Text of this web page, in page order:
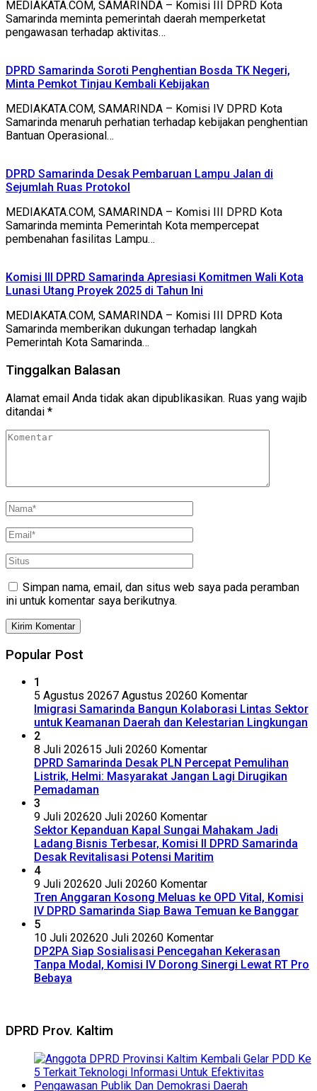
MEDIAKATA.COM, SAMARINDA – Komisi III DPRD Kota
Samarinda meminta pemerintah daerah memperketat
pengawasan terhadap aktivitas…
DPRD Samarinda Soroti Penghentian Bosda TK Negeri,
Minta Pemkot Tinjau Kembali Kebijakan
MEDIAKATA.COM, SAMARINDA – Komisi IV DPRD Kota
Samarinda menaruh perhatian terhadap kebijakan penghentian
Bantuan Operasional…
DPRD Samarinda Desak Pembaruan Lampu Jalan di
Sejumlah Ruas Protokol
MEDIAKATA.COM, SAMARINDA – Komisi III DPRD Kota
Samarinda meminta Pemerintah Kota mempercepat
pembenahan fasilitas Lampu…
Komisi III DPRD Samarinda Apresiasi Komitmen Wali Kota
Lunasi Utang Proyek 2025 di Tahun Ini
MEDIAKATA.COM, SAMARINDA – Komisi III DPRD Kota
Samarinda memberikan dukungan terhadap langkah
Pemerintah Kota Samarinda…
Tinggalkan Balasan
Alamat email Anda tidak akan dipublikasikan. Ruas yang wajib
ditandai *
Simpan nama, email, dan situs web saya pada peramban
ini untuk komentar saya berikutnya.
Popular Post
1
5 Agustus 20267 Agustus 20260 Komentar
Imigrasi Samarinda Bangun Kolaborasi Lintas Sektor
untuk Keamanan Daerah dan Kelestarian Lingkungan
2
8 Juli 202615 Juli 20260 Komentar
DPRD Samarinda Desak PLN Percepat Pemulihan
Listrik, Helmi: Masyarakat Jangan Lagi Dirugikan
Pemadaman
3
9 Juli 202620 Juli 20260 Komentar
Sektor Kepanduan Kapal Sungai Mahakam Jadi
Ladang Bisnis Terbesar, Komisi II DPRD Samarinda
Desak Revitalisasi Potensi Maritim
4
9 Juli 202620 Juli 20260 Komentar
Tren Anggaran Kosong Meluas ke OPD Vital, Komisi
IV DPRD Samarinda Siap Bawa Temuan ke Banggar
5
10 Juli 202620 Juli 20260 Komentar
DP2PA Siap Sosialisasi Pencegahan Kekerasan
Tanpa Modal, Komisi IV Dorong Sinergi Lewat RT Pro
Bebaya
DPRD Prov. Kaltim